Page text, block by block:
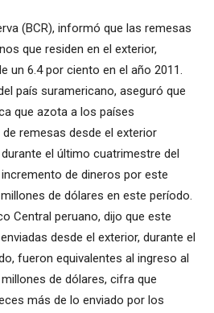
(BCR), informó que las remesas
que residen en el exterior,
un 6.4 por ciento en el año 2011.
país suramericano, aseguró que
que azota a los países
remesas desde el exterior
el último cuatrimestre del
de dineros por este
de dólares en este período.
Central peruano, dijo que este
desde el exterior, durante el
fueron equivalentes al ingreso al
de dólares, cifra que
más de lo enviado por los